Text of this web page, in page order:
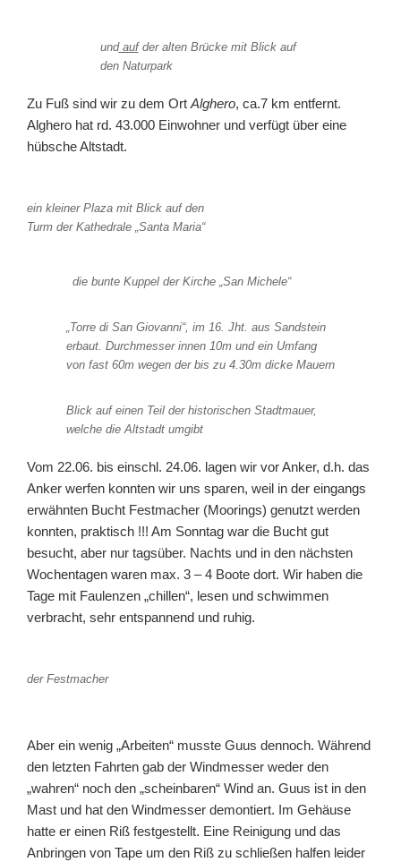
undaufder alten Brücke mit Blick auf
den Naturpark
Zu Fuß sind wir zu dem Ort Alghero, ca.7 km entfernt.
Alghero hat rd. 43.000 Einwohner und verfügt über eine
hübsche Altstadt.
ein kleiner Plaza mit Blick auf den
Turm der Kathedrale „Santa Maria“
die bunte Kuppel der Kirche „San Michele“
„Torre di San Giovanni“, im 16. Jht. aus Sandstein
erbaut. Durchmesser innen 10m und ein Umfang
von fast 60m wegen der bis zu 4.30m dicke Mauern
Blick auf einen Teil der historischen Stadtmauer,
welche die Altstadt umgibt
Vom 22.06. bis einschl. 24.06. lagen wir vor Anker, d.h. das
Anker werfen konnten wir uns sparen, weil in der eingangs
erwähnten Bucht Festmacher (Moorings) genutzt werden
konnten, praktisch !!! Am Sonntag war die Bucht gut
besucht, aber nur tagsüber. Nachts und in den nächsten
Wochentagen waren max. 3 – 4 Boote dort. Wir haben die
Tage mit Faulenzen „chillen“, lesen und schwimmen
verbracht, sehr entspannend und ruhig.
der Festmacher
Aber ein wenig „Arbeiten“ musste Guus dennoch. Während
den letzten Fahrten gab der Windmesser weder den
„wahren“ noch den „scheinbaren“ Wind an. Guus ist in den
Mast und hat den Windmesser demontiert. Im Gehäuse
hatte er einen Riß festgestellt. Eine Reinigung und das
Anbringen von Tape um den Riß zu schließen halfen leider